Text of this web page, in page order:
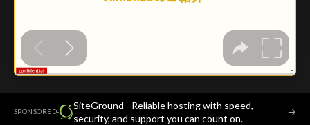
SPONSORED·
SiteGround - Reliable hosting with speed,
security, and support you can count on.
→